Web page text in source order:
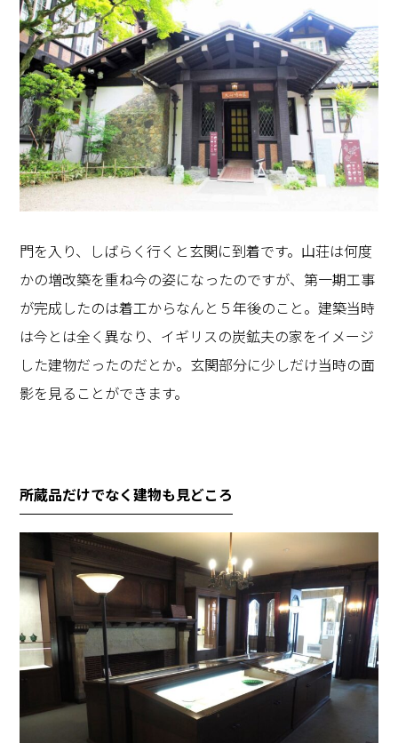
門を入り、しばらく行くと玄関に到着です。山荘は何度
かの増改築を重ね今の姿になったのですが、第一期工事
が完成したのは着工からなんと５年後のこと。建築当時
は今とは全く異なり、イギリスの炭鉱夫の家をイメージ
した建物だったのだとか。玄関部分に少しだけ当時の面
影を見ることができます。
所蔵品だけでなく建物も見どころ